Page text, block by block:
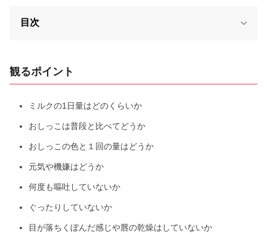
目次
観るポイント
ミルクの1日量はどのくらいか
おしっこは普段と比べてどうか
おしっこの色と１回の量はどうか
元気や機嫌はどうか
何度も嘔吐していないか
ぐったりしていないか
目が落ちくぼんだ感じや唇の乾燥はしていないか